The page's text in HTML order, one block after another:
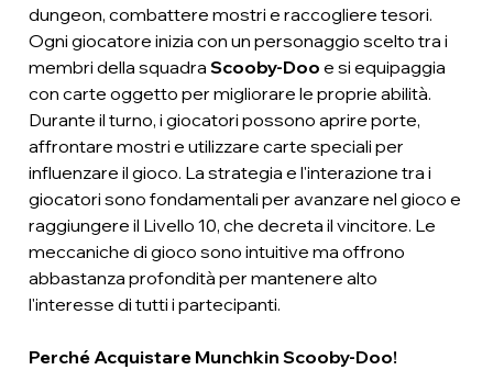
dungeon, combattere mostri e raccogliere tesori.
Ogni giocatore inizia con un personaggio scelto tra i
membri della squadraScooby-Doo e si equipaggia
con carte oggetto per migliorare le proprie abilità.
Durante il turno, i giocatori possono aprire porte,
affrontare mostri e utilizzare carte speciali per
influenzare il gioco. La strategia e l'interazione tra i
giocatori sono fondamentali per avanzare nel gioco e
raggiungere il Livello 10, che decreta il vincitore. Le
meccaniche di gioco sono intuitive ma offrono
abbastanza profondità per mantenere alto
l'interesse di tutti i partecipanti.
Perché Acquistare Munchkin Scooby-Doo!